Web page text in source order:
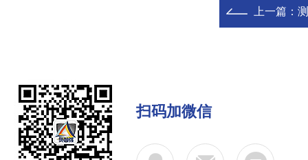
上一篇：
扫码加微信